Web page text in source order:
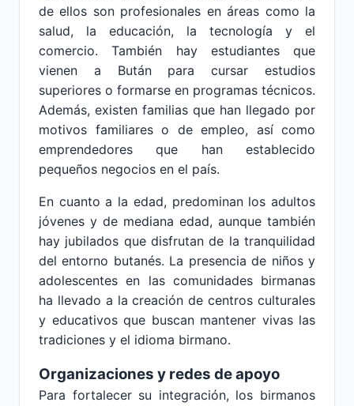
de ellos son profesionales en áreas como la
salud, la educación, la tecnología y el
comercio. También hay estudiantes que
vienen a Bután para cursar estudios
superiores o formarse en programas técnicos.
Además, existen familias que han llegado por
motivos familiares o de empleo, así como
emprendedores que han establecido
pequeños negocios en el país.
En cuanto a la edad, predominan los adultos
jóvenes y de mediana edad, aunque también
hay jubilados que disfrutan de la tranquilidad
del entorno butanés. La presencia de niños y
adolescentes en las comunidades birmanas
ha llevado a la creación de centros culturales
y educativos que buscan mantener vivas las
tradiciones y el idioma birmano.
Organizaciones y redes de apoyo
Para fortalecer su integración, los birmanos